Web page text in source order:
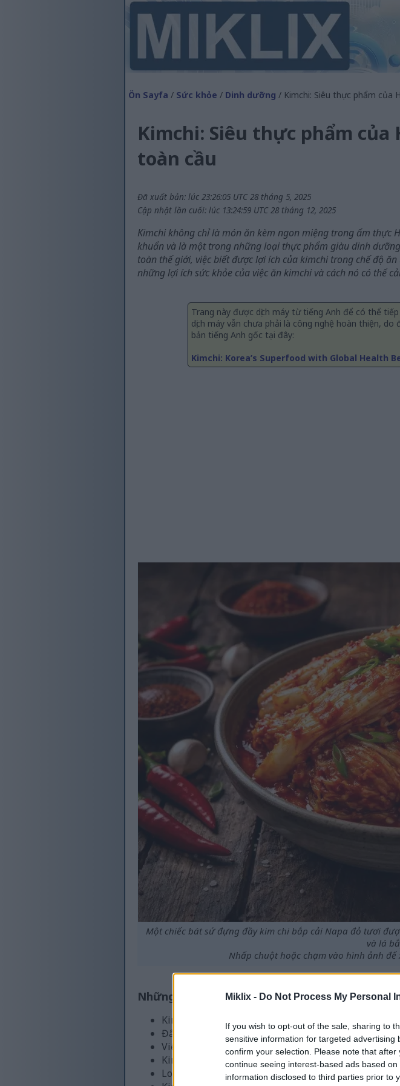
Miklix - Do Not Process My Personal
If you wish to opt-out of the sale, sharing to
sensitive information for targeted
confirm your selection. Please note that
continue seeing interest-based ads based
information disclosed to third parties prior to
Ön Sayfa / Sức khỏe / Dinh dưỡng / Kimchi: Siêu thực phẩm của
Kimchi: Siêu thực phẩm của
toàn cầu
Đã xuất bản: lúc 23:26:05 UTC 28 tháng 5, 2025
Cập nhật lần cuối: lúc 13:24:59 UTC 28 tháng 12, 2025
Kimchi không chỉ là món ăn kèm ngon miệng trong ẩm thực
khuẩn và là một trong những loại thực phẩm giàu dinh
toàn thế giới, việc biết được lợi ích của kimchi trong chế độ
những lợi ích sức khỏe của việc ăn kimchi và cách nó có thể
Trang này được dịch máy từ tiếng Anh để có thể
dịch máy vẫn chưa phải là công nghệ hoàn thiện,
bản tiếng Anh gốc tại đây:
Kimchi: Korea’s Superfood with Global Health
Một chiếc bát sứ đựng đầy kim chi bắp cải Napa đỏ tươi
và lá
Nhấp chuột hoặc chạm vào hình ảnh
Những điểm chính
Kimchi rất giàu chất dinh dưỡng thiết yếu và mang
Đây là nguồn cung cấp men vi sinh tuyệt vời, giúp
Việc bổ sung kim chi vào chế độ ăn uống có thể hỗ
Kimchi có thể hỗ trợ trong việc kiểm soát cân nặng.
Loại thực phẩm lên men này có đặc tính chống viêm.